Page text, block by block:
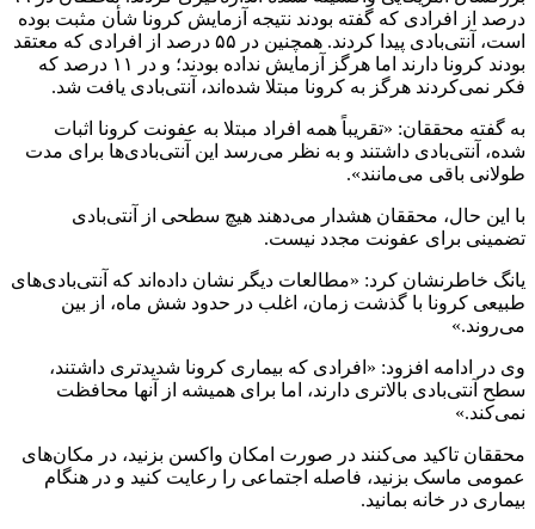
درصد از افرادی که گفته بودند نتیجه آزمایش کرونا شأن مثبت بوده
است، آنتی‌بادی پیدا کردند. همچنین در ۵۵ درصد از افرادی که معتقد
بودند کرونا دارند اما هرگز آزمایش نداده بودند؛ و در ۱۱ درصد که
فکر نمی‌کردند هرگز به کرونا مبتلا شده‌اند، آنتی‌بادی یافت شد.
به گفته محققان: «تقریباً همه افراد مبتلا به عفونت کرونا اثبات
شده، آنتی‌بادی داشتند و به نظر می‌رسد این آنتی‌بادی‌ها برای مدت
طولانی باقی می‌مانند».
با این حال، محققان هشدار می‌دهند هیچ سطحی از آنتی‌بادی
تضمینی برای عفونت مجدد نیست.
یانگ خاطرنشان کرد: «مطالعات دیگر نشان داده‌اند که آنتی‌بادی‌های
طبیعی کرونا با گذشت زمان، اغلب در حدود شش ماه، از بین
می‌روند.»
وی در ادامه افزود: «افرادی که بیماری کرونا شدیدتری داشتند،
سطح آنتی‌بادی بالاتری دارند، اما برای همیشه از آنها محافظت
نمی‌کند.»
محققان تاکید می‌کنند در صورت امکان واکسن بزنید، در مکان‌های
عمومی ماسک بزنید، فاصله اجتماعی را رعایت کنید و در هنگام
بیماری در خانه بمانید.